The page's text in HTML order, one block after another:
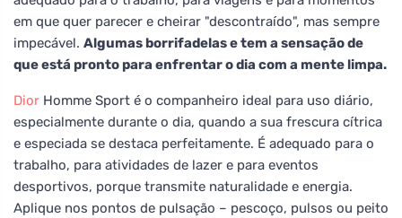
em que quer parecer e cheirar "descontraído", mas sempre
impecável. Algumas borrifadelas e tem a sensação de
que está pronto para enfrentar o dia com a mente limpa.
Dior Homme Sport é o companheiro ideal para uso diário,
especialmente durante o dia, quando a sua frescura cítrica
e especiada se destaca perfeitamente. É adequado para o
trabalho, para atividades de lazer e para eventos
desportivos, porque transmite naturalidade e energia.
Aplique nos pontos de pulsação – pescoço, pulsos ou peito